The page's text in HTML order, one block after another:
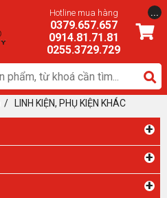
Hotline mua hàng
0379.657.657
0914.81.71.81
0255.3729.729
...
/ LINH KIỆN, PHỤ KIỆN KHÁC
+
+
+